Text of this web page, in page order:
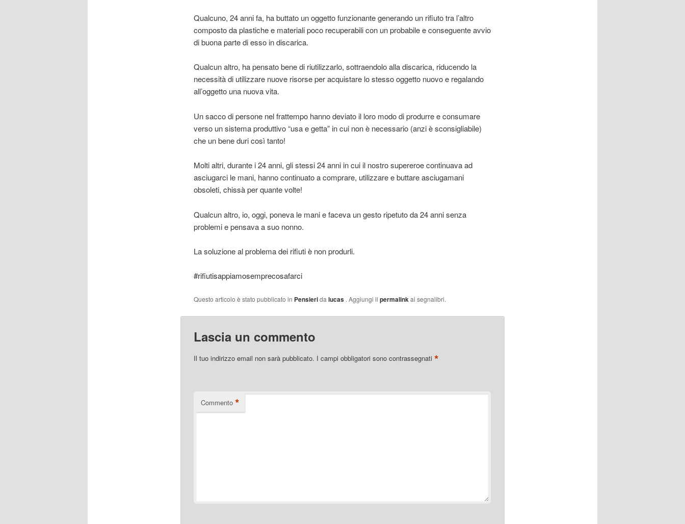
Qualcuno, 24 anni fa, ha buttato un oggetto funzionante generando un rifiuto tra l’altro
composto da plastiche e materiali poco recuperabili con un probabile e conseguente avvio
di buona parte di esso in discarica.
Qualcun altro, ha pensato bene di riutilizzarlo, sottraendolo alla discarica, riducendo la
necessità di utilizzare nuove risorse per acquistare lo stesso oggetto nuovo e regalando
all’oggetto una nuova vita.
Un sacco di persone nel frattempo hanno deviato il loro modo di produrre e consumare
verso un sistema produttivo “usa e getta” in cui non è necessario (anzi è sconsigliabile)
che un bene duri così tanto!
Molti altri, durante i 24 anni, gli stessi 24 anni in cui il nostro supereroe continuava ad
asciugarci le mani, hanno continuato a comprare, utilizzare e buttare asciugamani
obsoleti, chissà per quante volte!
Qualcun altro, io, oggi, poneva le mani e faceva un gesto ripetuto da 24 anni senza
problemi e pensava a suo nonno.
La soluzione al problema dei rifiuti è non produrli.
#rifiutisappiamosemprecosafarci
Questo articolo è stato pubblicato in Pensierida lucas . Aggiungi il permalinkai segnalibri.
Lascia un commento
Il tuo indirizzo email non sarà pubblicato. I campi obbligatori sono contrassegnati *
Commento *